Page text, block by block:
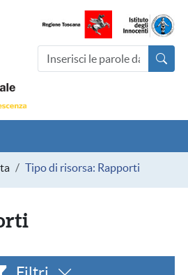
di
Cerca nel sito
Tipo di risorsa: Rapporti